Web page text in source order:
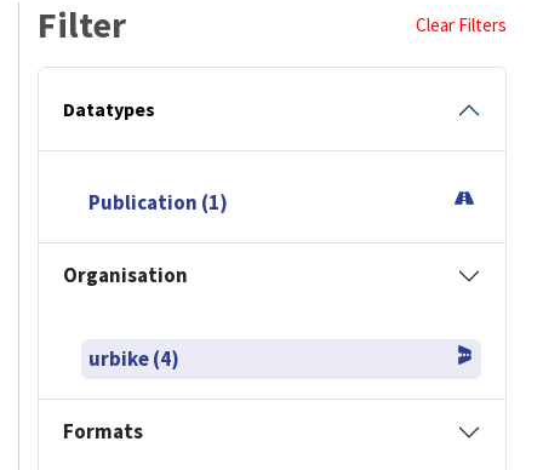
Filter Clear Filters
Datatypes
Publication (1)
Organisation
urbike (4)
Formats